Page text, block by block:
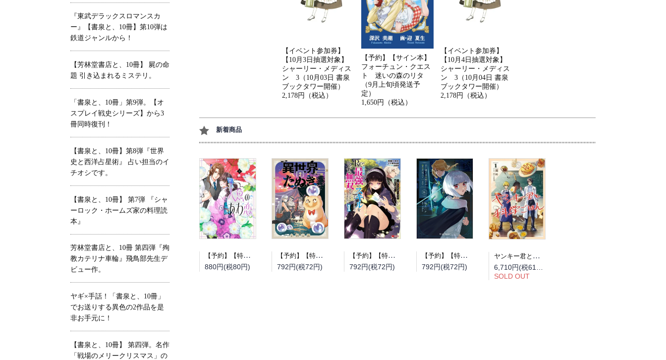
【イベント参加券】
【10月3日抽選対象】
シャーリー・メディス
ン 3（10月03日 書泉
ブックタワー開催）
2,178円（税込）
【予約】【サイン本】
フォーチュン・クエス
ト 迷いの森のリタ
（9月上旬頃発送予
定）
1,650円（税込）
【イベント参加券】
【10月4日抽選対象】
シャーリー・メディス
ン 3（10月04日 書泉
ブックタワー開催）
2,178円（税込）
新着商品
【予約】【特典付き】人魚のあわ恋 4（08/12頃発送予定）
880円(税80円)
【予約】【特典付き】異世界たぬき 2（08/12頃発送予定）
792円(税72円)
【予約】【特典付き】Re:異世界で最強のスキルを生み出せたので、ひたすら無双することにしました。~俺だけがステータスを勝手に操作~ 1（08/12頃発送予定）
792円(税72円)
【予約】【特典付き】占い師には花騎士の恋心が見えています 6（08/12頃発送予定）
792円(税72円)
ヤンキー君と科学ごはん 全巻セット（1巻~9巻）
SOLD OUT
『東武デラックスロマンスカ
ー』【書泉と、10冊】第10弾は
鉄道ジャンルから！
【芳林堂書店と、10冊】 屍の命
題 引き込まれるミステリ。
「書泉と、10冊」第9弾。【オ
スプレイ戦史シリーズ】から3
冊同時復刊！
【書泉と、10冊】第8弾『世界
史と西洋占星術』 占い担当のイ
チオシです。
【書泉と、10冊】 第7弾 『シャ
ーロック・ホームズ家の料理読
本』
芳林堂書店と、10冊 第四弾『殉
教カテリナ車輪』飛鳥部先生デ
ビュー作。
ヤギ×手話！「書泉と、10冊」
でお送りする異色の2作品を是
非お手元に！
【書泉と、10冊】 第四弾。名作
「戦場のメリークリスマス」の